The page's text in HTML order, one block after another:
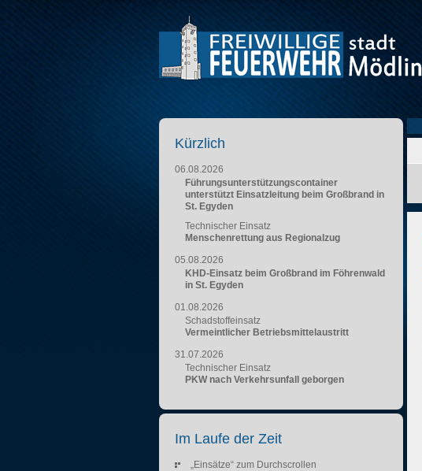
Kürzlich
06.08.2026
Führungsunterstützungscontainer
unterstützt Einsatzleitung beim Großbrand in
St. Egyden
Technischer Einsatz
Menschenrettung aus Regionalzug
05.08.2026
KHD-Einsatz beim Großbrand im Föhrenwald
in St. Egyden
01.08.2026
Schadstoffeinsatz
Vermeintlicher Betriebsmittelaustritt
31.07.2026
Technischer Einsatz
PKW nach Verkehrsunfall geborgen
Im Laufe der Zeit
„Einsätze“ zum Durchscrollen